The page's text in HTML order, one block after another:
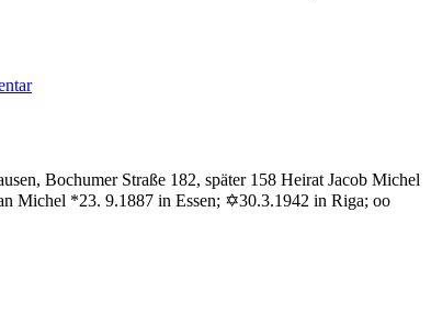
zu
Bochumer Straße 182, später 158 Heirat Jacob Michel
Michel *23. 9.1887 in Essen; ✡30.3.1942 in Riga; oo